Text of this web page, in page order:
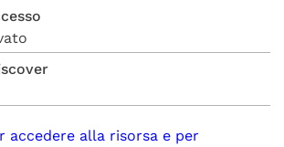
accedere alla risorsa e per